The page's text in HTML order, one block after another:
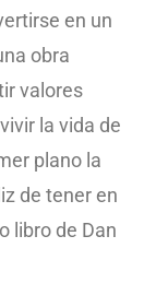
en un
obra
valores
la vida de
plano la
de tener en
libro de Dan